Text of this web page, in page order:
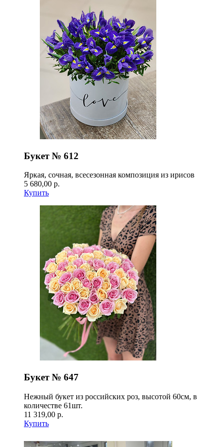
Букет № 612
Яркая, сочная, всесезонная композиция из ирисов
5 680,00 р.
Купить
Букет № 647
Нежный букет из российских роз, высотой 60см, в
количестве 61шт.
11 319,00 р.
Купить